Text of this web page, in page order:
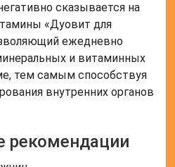
сказывается на
«Дуовит для
ежедневно
и витаминных
тем самым способствуя
внутренних органов
рекомендации